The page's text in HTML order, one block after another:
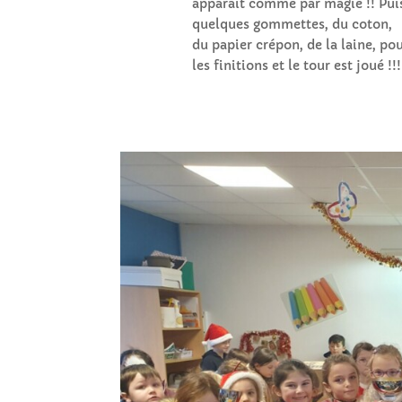
apparaît comme par magie !!
quelques gommettes, du coton,
du papier crépon, de la laine,
les finitions et le tour est joué !!!